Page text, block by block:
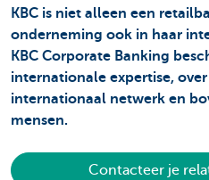
KBC is niet alleen een
onderneming ook in haar
KBC Corporate Banking
internationale expertise,
internationaal netwerk en
mensen.
Contacteer je